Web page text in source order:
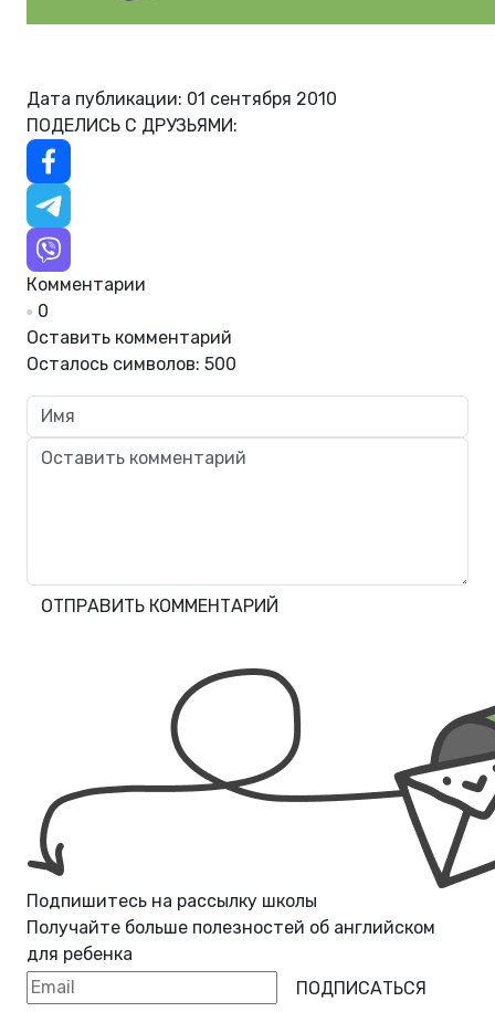
Дата публикации: 01 сентября 2010
ПОДЕЛИСЬ С ДРУЗЬЯМИ:
Комментарии
0
Оставить комментарий
Осталось символов: 500
ОТПРАВИТЬ КОММЕНТАРИЙ
Подпишитесь на рассылку школы
Получайте больше полезностей об английском
для ребенка
ПОДПИСАТЬСЯ